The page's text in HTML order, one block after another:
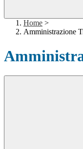
Home >
Amministrazione